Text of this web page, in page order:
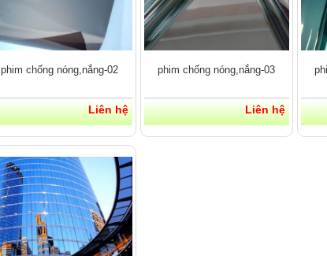
phim chống nóng,nắng-02
Liên hệ
phim chống nóng,nắng-03
Liên hệ